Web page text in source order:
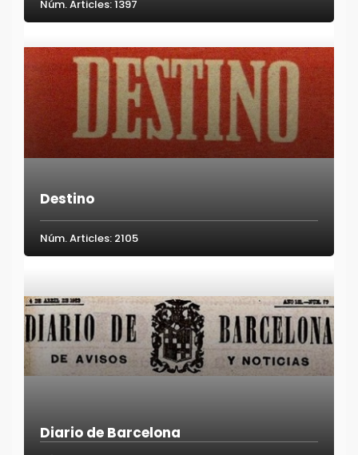
Núm. Articles: 1397
Destino
Núm. Articles: 2105
Diario de Barcelona